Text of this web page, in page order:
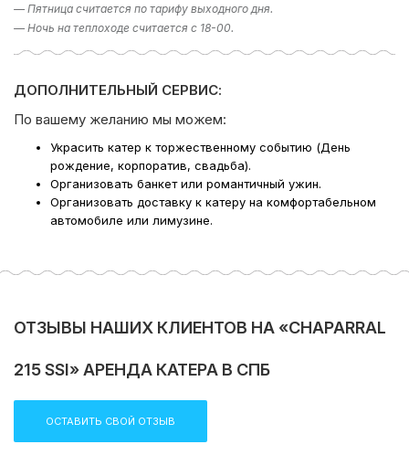
— Пятница считается по тарифу выходного дня.
— Ночь на теплоходе считается с 18-00.
ДОПОЛНИТЕЛЬНЫЙ СЕРВИС:
По вашему желанию мы можем:
Украсить катер к торжественному событию (День
рождение, корпоратив, свадьба).
Организовать банкет или романтичный ужин.
Организовать доставку к катеру на комфортабельном
автомобиле или лимузине.
ОТЗЫВЫ НАШИХ КЛИЕНТОВ НА «CHAPARRAL
215 SSI» АРЕНДА КАТЕРА В СПБ
ОСТАВИТЬ СВОЙ ОТЗЫВ